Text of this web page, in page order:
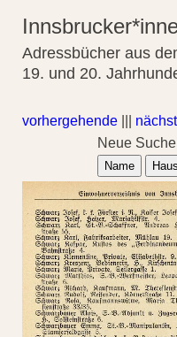
Adressbücher aus
19. und 20.
vorhergehende
Neue
Name Haus